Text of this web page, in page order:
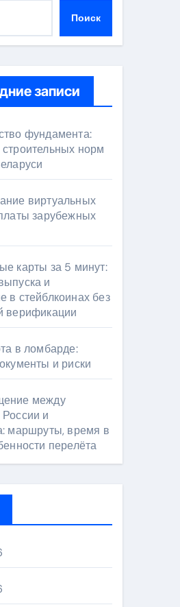
Поиск
записи
фундамента:
норм
виртуальных
зарубежных
карты за 5 минут:
и
в стейблкоинах без
верификации
в ломбарде:
и риски
между
и
маршруты, время в
перелёта